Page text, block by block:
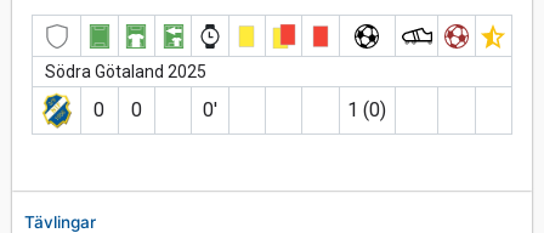
Tävlingar
Södra Götaland 2025
0 0 0′ 1 (0)